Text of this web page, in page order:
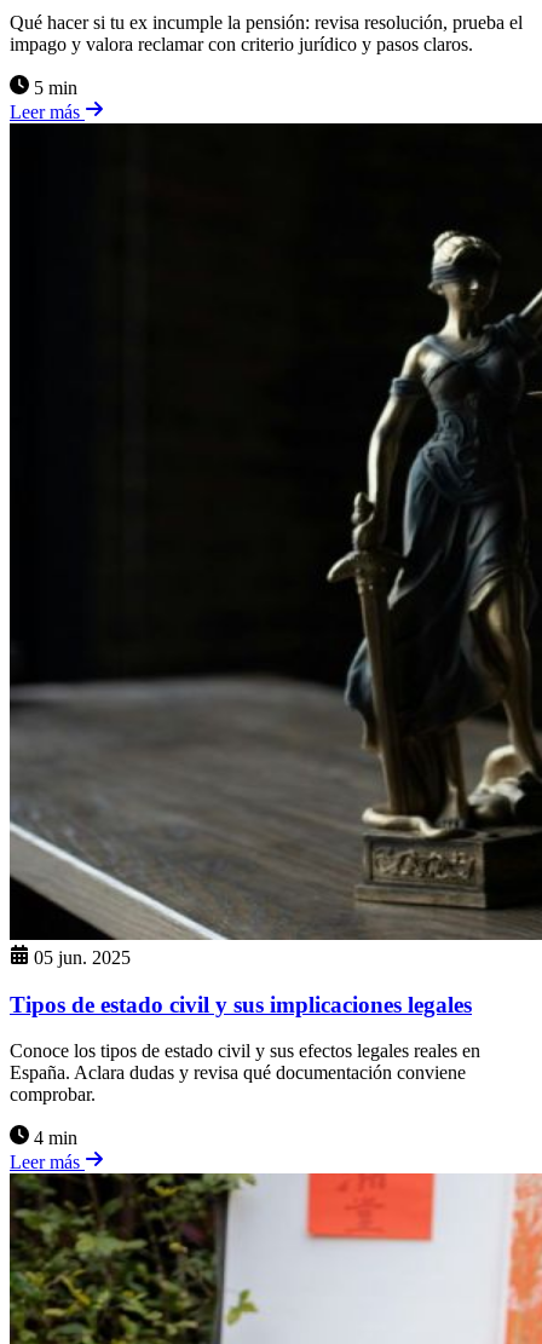
Qué hacer si tu ex incumple la pensión: revisa resolución, prueba el
impago y valora reclamar con criterio jurídico y pasos claros.
5 min
Leer más
05 jun. 2025
Tipos de estado civil y sus implicaciones legales
Conoce los tipos de estado civil y sus efectos legales reales en
España. Aclara dudas y revisa qué documentación conviene
comprobar.
4 min
Leer más